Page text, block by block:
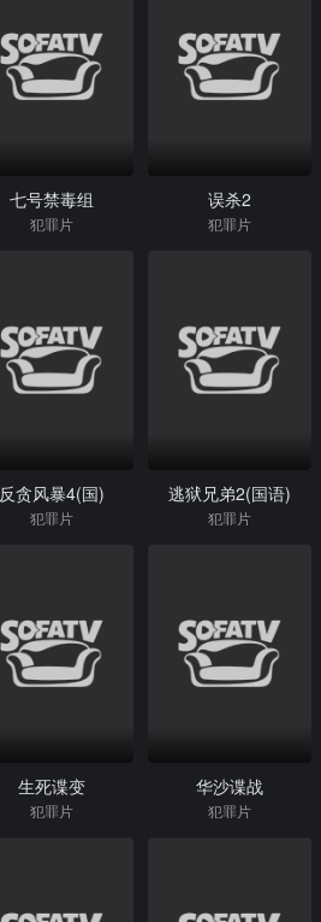
七号禁毒组
犯罪片
误杀2
犯罪片
反贪风暴4(国)
犯罪片
逃狱兄弟2(国语)
犯罪片
生死谍变
犯罪片
华沙谍战
犯罪片